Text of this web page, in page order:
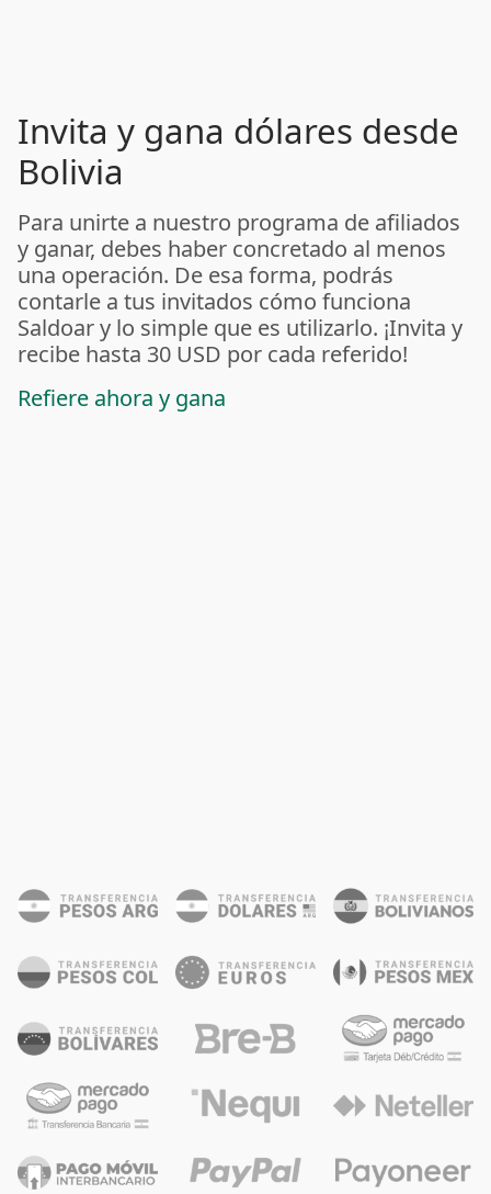
Invita y gana dólares desde
Bolivia
Para unirte a nuestro programa de afiliados
y ganar, debes haber concretado al menos
una operación. De esa forma, podrás
contarle a tus invitados cómo funciona
Saldoar y lo simple que es utilizarlo. ¡Invita y
recibe hasta 30 USD por cada referido!
Refiere ahora y gana